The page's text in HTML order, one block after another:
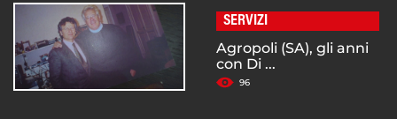
SERVIZI
Agropoli (SA), gli anni
con Di ...
96